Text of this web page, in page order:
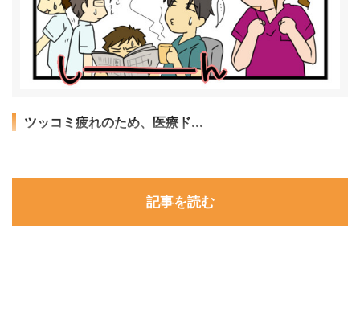
ツッコミ疲れのため、医療ド...
記事を読む